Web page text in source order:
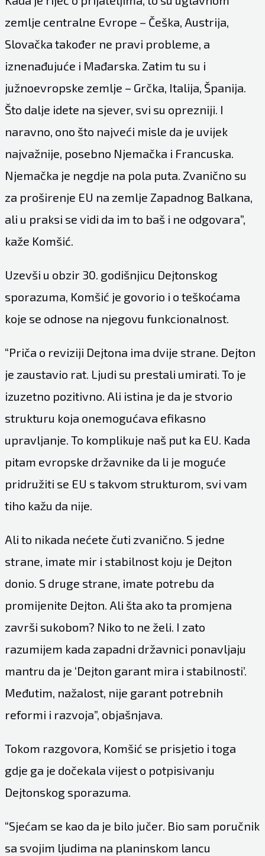
zemlje centralne Evrope – Češka, Austrija,
Slovačka također ne pravi probleme, a
iznenađujuće i Mađarska. Zatim tu su i
južnoevropske zemlje – Grčka, Italija, Španija.
Što dalje idete na sjever, svi su oprezniji. I
naravno, ono što najveći misle da je uvijek
najvažnije, posebno Njemačka i Francuska.
Njemačka je negdje na pola puta. Zvanično su
za proširenje EU na zemlje Zapadnog Balkana,
ali u praksi se vidi da im to baš i ne odgovara”,
kaže Komšić.
Uzevši u obzir 30. godišnjicu Dejtonskog
sporazuma, Komšić je govorio i o teškoćama
koje se odnose na njegovu funkcionalnost.
“Priča o reviziji Dejtona ima dvije strane. Dejton
je zaustavio rat. Ljudi su prestali umirati. To je
izuzetno pozitivno. Ali istina je da je stvorio
strukturu koja onemogućava efikasno
upravljanje. To komplikuje naš put ka EU. Kada
pitam evropske državnike da li je moguće
pridružiti se EU s takvom strukturom, svi vam
tiho kažu da nije.
Ali to nikada nećete čuti zvanično. S jedne
strane, imate mir i stabilnost koju je Dejton
donio. S druge strane, imate potrebu da
promijenite Dejton. Ali šta ako ta promjena
završi sukobom? Niko to ne želi. I zato
razumijem kada zapadni državnici ponavljaju
mantru da je ‘Dejton garant mira i stabilnosti’.
Međutim, nažalost, nije garant potrebnih
reformi i razvoja”, objašnjava.
Tokom razgovora, Komšić se prisjetio i toga
gdje ga je dočekala vijest o potpisivanju
Dejtonskog sporazuma.
“Sjećam se kao da je bilo jučer. Bio sam poručnik
sa svojim ljudima na planinskom lancu